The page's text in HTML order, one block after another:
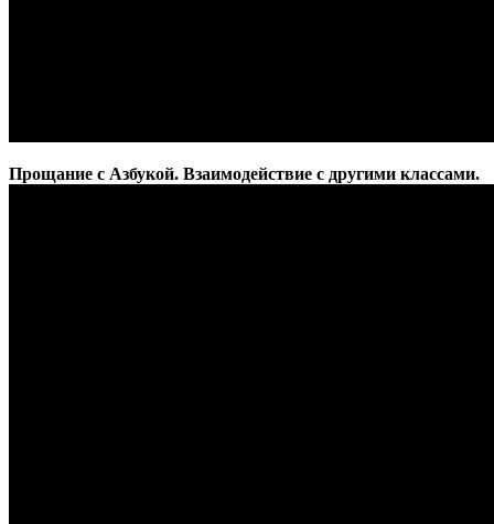
Прощание с Азбукой. Взаимодействие с другими классами.